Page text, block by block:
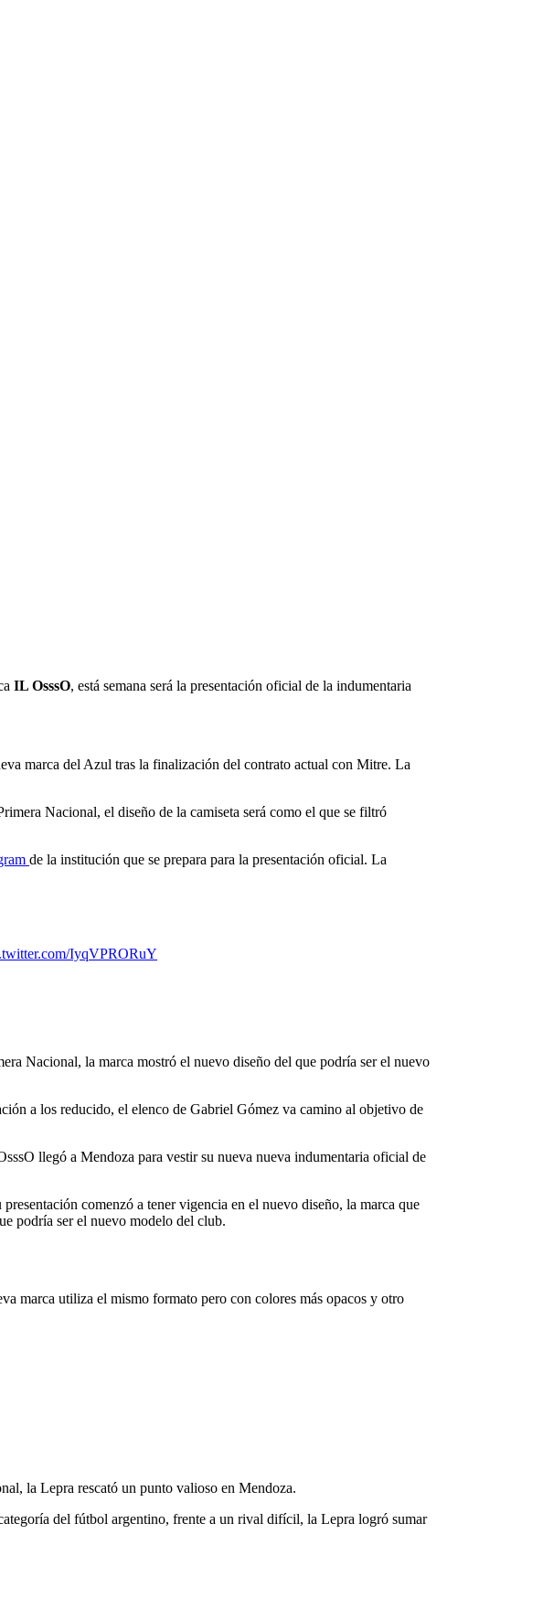
IL OsssO, está semana será la presentación oficial de la indumentaria
marca del Azul tras la finalización del contrato actual con Mitre. La
Nacional, el diseño de la camiseta será como el que se filtró
de la institución que se prepara para la presentación oficial. La
IyqVPRORuY
Nacional, la marca mostró el nuevo diseño del que podría ser el nuevo
a los reducido, el elenco de Gabriel Gómez va camino al objetivo de
llegó a Mendoza para vestir su nueva nueva indumentaria oficial de
comenzó a tener vigencia en el nuevo diseño, la marca que
podría ser el nuevo modelo del club.
marca utiliza el mismo formato pero con colores más opacos y otro
la Lepra rescató un punto valioso en Mendoza.
del fútbol argentino, frente a un rival difícil, la Lepra logró sumar